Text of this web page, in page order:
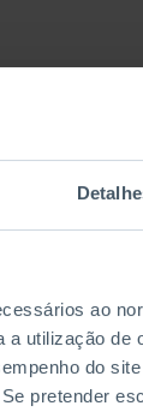
ao
utilização
do
pretender